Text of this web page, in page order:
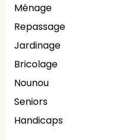
Ménage
Repassage
Jardinage
Bricolage
Nounou
Seniors
Handicaps